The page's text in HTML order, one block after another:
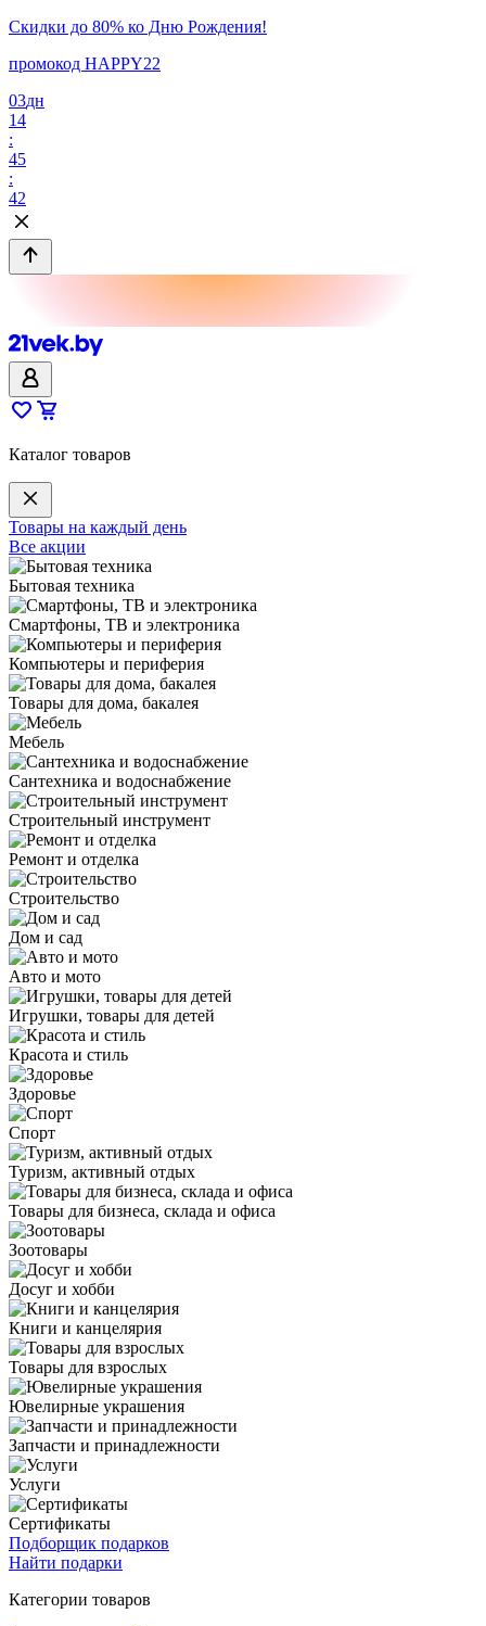
Скидки до 80% ко Дню Рождения!
промокод HAPPY22
03дн
14
:
45
:
42
Каталог товаров
Товары на каждый день
Все акции
Бытовая техника
Смартфоны, ТВ и электроника
Компьютеры и периферия
Товары для дома, бакалея
Мебель
Сантехника и водоснабжение
Строительный инструмент
Ремонт и отделка
Строительство
Дом и сад
Авто и мото
Игрушки, товары для детей
Красота и стиль
Здоровье
Спорт
Туризм, активный отдых
Товары для бизнеса, склада и офиса
Зоотовары
Досуг и хобби
Книги и канцелярия
Товары для взрослых
Ювелирные украшения
Запчасти и принадлежности
Услуги
Сертификаты
Подборщик подарков
Найти подарки
Категории товаров